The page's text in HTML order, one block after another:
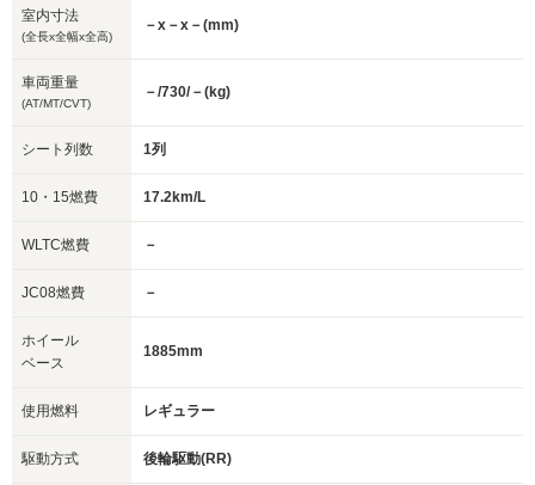
室内寸法
(全長x全幅x全高)
－x－x－(mm)
車両重量
(AT/MT/CVT)
－/730/－(kg)
シート列数 1列
10・15燃費 17.2km/L
WLTC燃費 －
JC08燃費 －
ホイール
ベース
1885mm
使用燃料 レギュラー
駆動方式 後輪駆動(RR)